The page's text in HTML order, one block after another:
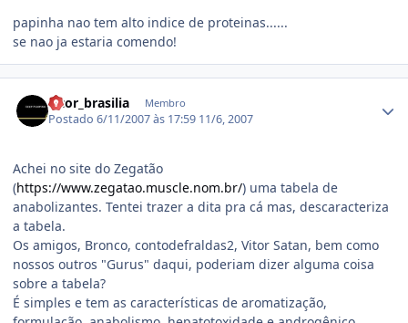
papinha nao tem alto indice de proteinas......
se nao ja estaria comendo!
vitor_brasilia Membro
Postado6/11/2007 às 17:59 11/6, 2007
Achei no site do Zegatão
(https://www.zegatao.muscle.nom.br/) uma tabela de
anabolizantes. Tentei trazer a dita pra cá mas, descaracteriza
a tabela.
Os amigos, Bronco, contodefraldas2, Vitor Satan, bem como
nossos outros "Gurus" daqui, poderiam dizer alguma coisa
sobre a tabela?
É simples e tem as características de aromatização,